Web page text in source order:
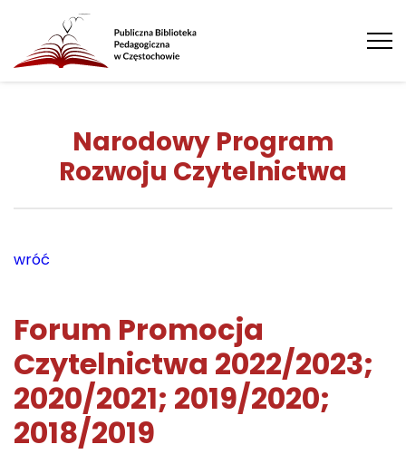
Narodowy Program
Rozwoju Czytelnictwa
wróć
Forum Promocja
Czytelnictwa 2022/2023;
2020/2021; 2019/2020;
2018/2019